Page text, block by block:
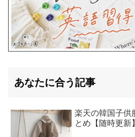
あなたに合う記事
楽天の韓国子供
とめ【随時更新】